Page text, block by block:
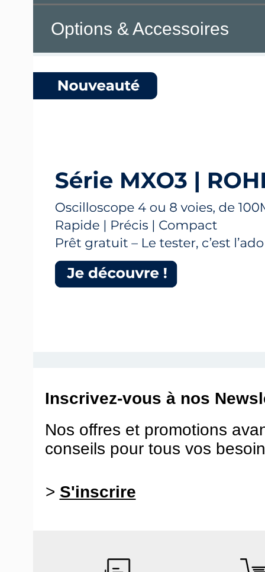
Options & Accessoires
Inscrivez-vous à nos
Nos offres et promotions
conseils pour tous vos
> S'inscrire